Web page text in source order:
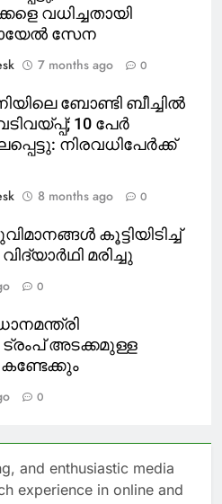
വധിച്ചതായി
സേന
7 months ago 0
ബോണ്ടി ബീച്ചിൽ
10 പേർ
നിരവധിപേർക്ക്
8 months ago 0
കൂട്ടിയിടിച്ച്
മരിച്ചു
0
അടക്കമുള്ള
0
and enthusiastic media
experience in online and